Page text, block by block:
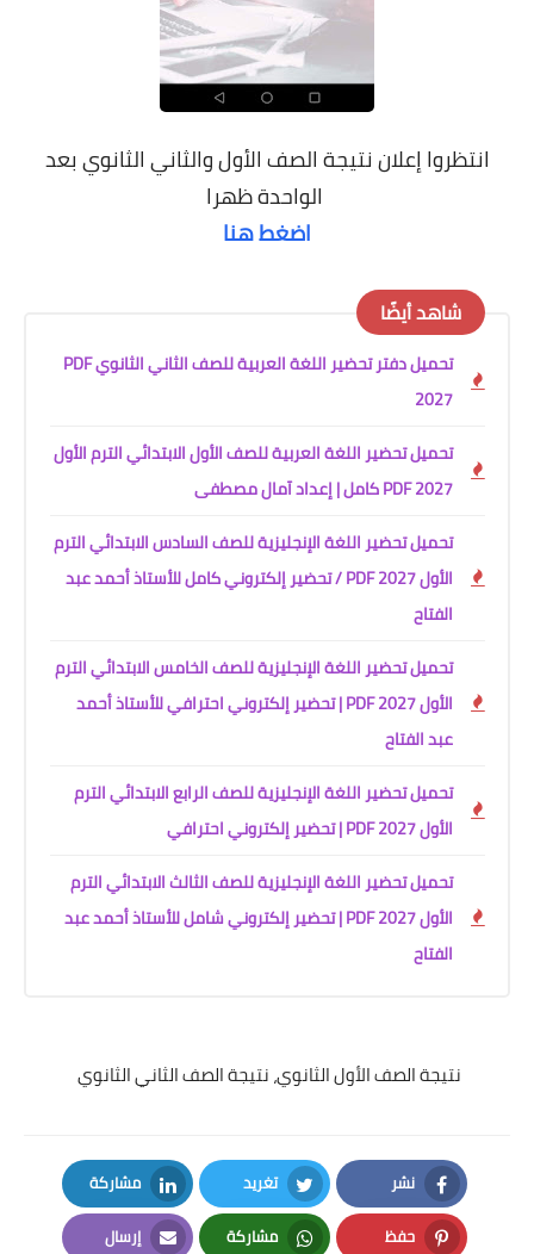
انتظروا إعلان نتيجة الصف الأول والثاني الثانوي بعد
الواحدة ظهرا
اضغط هنا
شاهد أيضًا
تحميل دفتر تحضير اللغة العربية للصف الثاني الثانوي PDF
2027
تحميل تحضير اللغة العربية للصف الأول الابتدائي الترم الأول
2027 PDF كامل | إعداد آمال مصطفى
تحميل تحضير اللغة الإنجليزية للصف السادس الابتدائي الترم
الأول 2027 PDF / تحضير إلكتروني كامل للأستاذ أحمد عبد
الفتاح
تحميل تحضير اللغة الإنجليزية للصف الخامس الابتدائي الترم
الأول 2027 PDF | تحضير إلكتروني احترافي للأستاذ أحمد
عبد الفتاح
تحميل تحضير اللغة الإنجليزية للصف الرابع الابتدائي الترم
الأول 2027 PDF | تحضير إلكتروني احترافي
تحميل تحضير اللغة الإنجليزية للصف الثالث الابتدائي الترم
الأول 2027 PDF | تحضير إلكتروني شامل للأستاذ أحمد عبد
الفتاح
نتيجة الصف الأول الثانوي، نتيجة الصف الثاني الثانوي
نشر
Facebook
تغريد
Twitter
مشاركة
LinkedIn
حفظ مشاركة إرسال